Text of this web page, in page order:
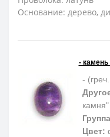
Основание: дерево,
- камень
-
камня"
Цвет: